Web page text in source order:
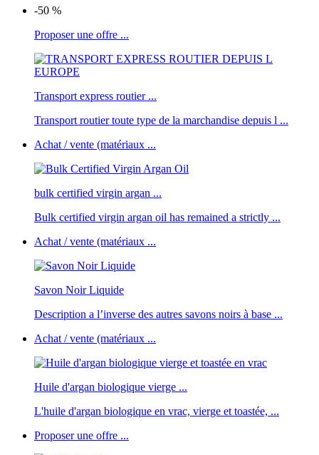
-50 %
Proposer une offre ...
Transport express routier ...
Transport routier toute type de la marchandise depuis l ...
Achat / vente (matériaux ...
bulk certified virgin argan ...
Bulk certified virgin argan oil has remained a strictly ...
Achat / vente (matériaux ...
Savon Noir Liquide
Description a l’inverse des autres savons noirs à base ...
Achat / vente (matériaux ...
Huile d'argan biologique vierge ...
L'huile d'argan biologique en vrac, vierge et toastée, ...
Proposer une offre ...